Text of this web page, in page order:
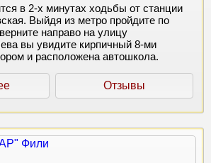
в 2-х минутах ходьбы от станции
Выйдя из метро пройдите по
направо на улицу
вы увидите кирпичный 8-ми
и расположена автошкола.
Отзывы